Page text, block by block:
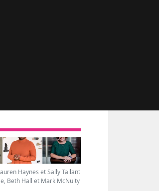
Haynes et Sally Tallant
Beth Hall et Mark McNulty